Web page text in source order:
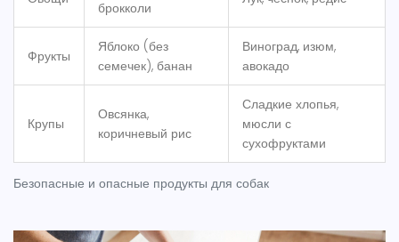
Безопасные и опасные продукты для собак
брокколи
Фрукты
Яблоко (без
семечек), банан
Виноград, изюм,
авокадо
Крупы
Овсянка,
коричневый рис
Сладкие хлопья,
мюсли с
сухофруктами